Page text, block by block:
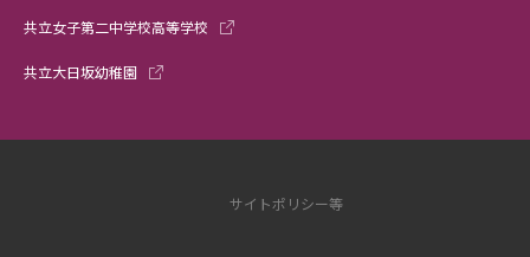
共立女子第二中学校高等学校
共立大日坂幼稚園
サイトポリシー等